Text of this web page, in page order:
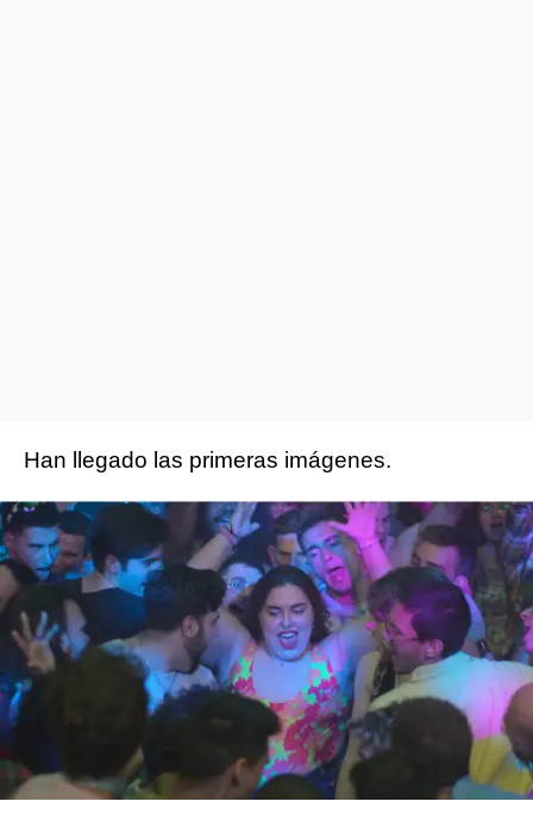
Han llegado las primeras imágenes.
¿A que seguro que ya estás deseando que se
estrene?
Por la presentación en el Festval han pasado
Blanca Martínez Rodrigo, Martin Urrutia, Omar
Ayuso, Carlos González, Yenesi, Álvaro Jurado
y el propio Javier Ferreiro. Completan el
reparto, entre otros Mariona Terés, Mariano
Peña y Nina.